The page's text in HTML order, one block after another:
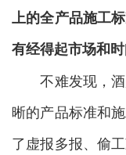
上的全产品施工
有经得起市场和
不难发现，酒
晰的产品标准和
了虚报多报、偷